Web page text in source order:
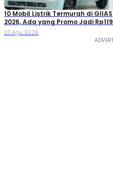
10 Mobil Listrik Termurah di GIIAS
2026, Ada yang Promo Jadi Rp119
Jutaan!
07 Agu 2026